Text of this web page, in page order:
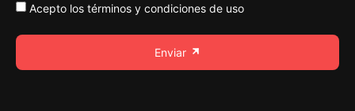
Acepto los términos y condiciones de uso
Enviar